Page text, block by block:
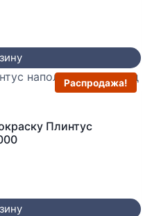
Распродажа!
Плинтус